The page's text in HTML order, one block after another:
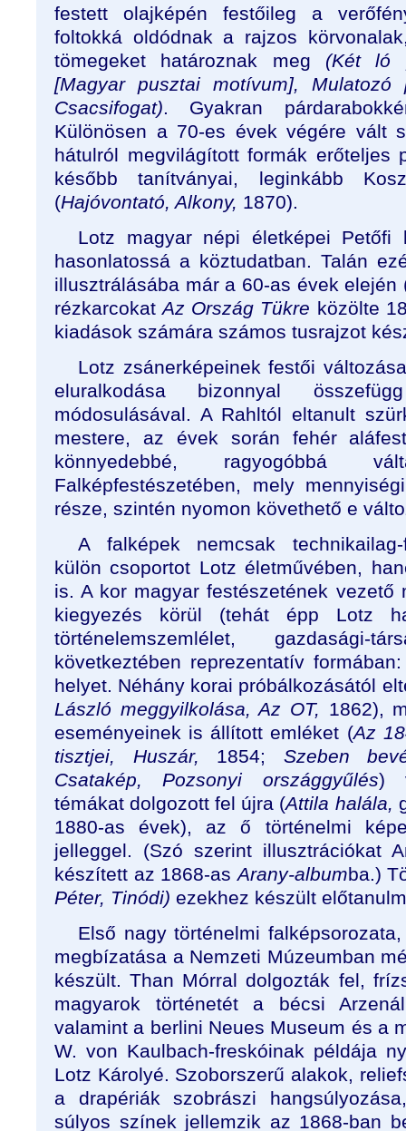
festett olajképén festőileg a
foltokká oldódnak a rajzos
tömegeket határoznak meg (Két ló
[Magyar pusztai motívum], Mulatozó
Csacsifogat). Gyakran
Különösen a 70-es évek végére vált
hátulról megvilágított formák erőteljes
később tanítványai, leginkább
(Hajóvontató, Alkony, 1870).
Lotz magyar népi életképei Petőfi
hasonlatossá a köztudatban. Talán
illusztrálásába már a 60-as évek
rézkarcokatAz Ország Tükre közölte
kiadások számára számos tusrajzot
Lotz zsánerképeinek festői
eluralkodása bizonnyal
módosulásával. A Rahltól eltanult
mestere, az évek során fehér
könnyedebbé, ragyogóbbá
Falképfestészetében, mely
része, szintén nyomon követhető e
A falképek nemcsak technikailag-
külön csoportot Lotz életművében,
is. A kor magyar festészetének vezető
kiegyezés körül (tehát épp Lotz
történelemszemlélet, gazdasági-
következtében reprezentatív
helyet. Néhány korai próbálkozásától
László meggyilkolása, Az OT, 1862),
eseményeinek is állított emléket (Az
tisztjei, Huszár, 1854; Szeben
Csatakép, Pozsonyi országgyűlés)
témákat dolgozott fel újra (Attila halála,
1880-as évek), az ő történelmi
jelleggel. (Szó szerint illusztrációkat
készített az 1868-asArany-albumba.)
Péter, Tinódi) ezekhez készült
Első nagy történelmi
megbízatása a Nemzeti Múzeumban
készült. Than Mórral dolgozták fel,
magyarok történetét a bécsi
valamint a berlini Neues Museum és a
W. von Kaulbach-freskóinak példája
Lotz Károlyé. Szoborszerű alakok,
a drapériák szobrászi
súlyos színek jellemzik az 1868-ban